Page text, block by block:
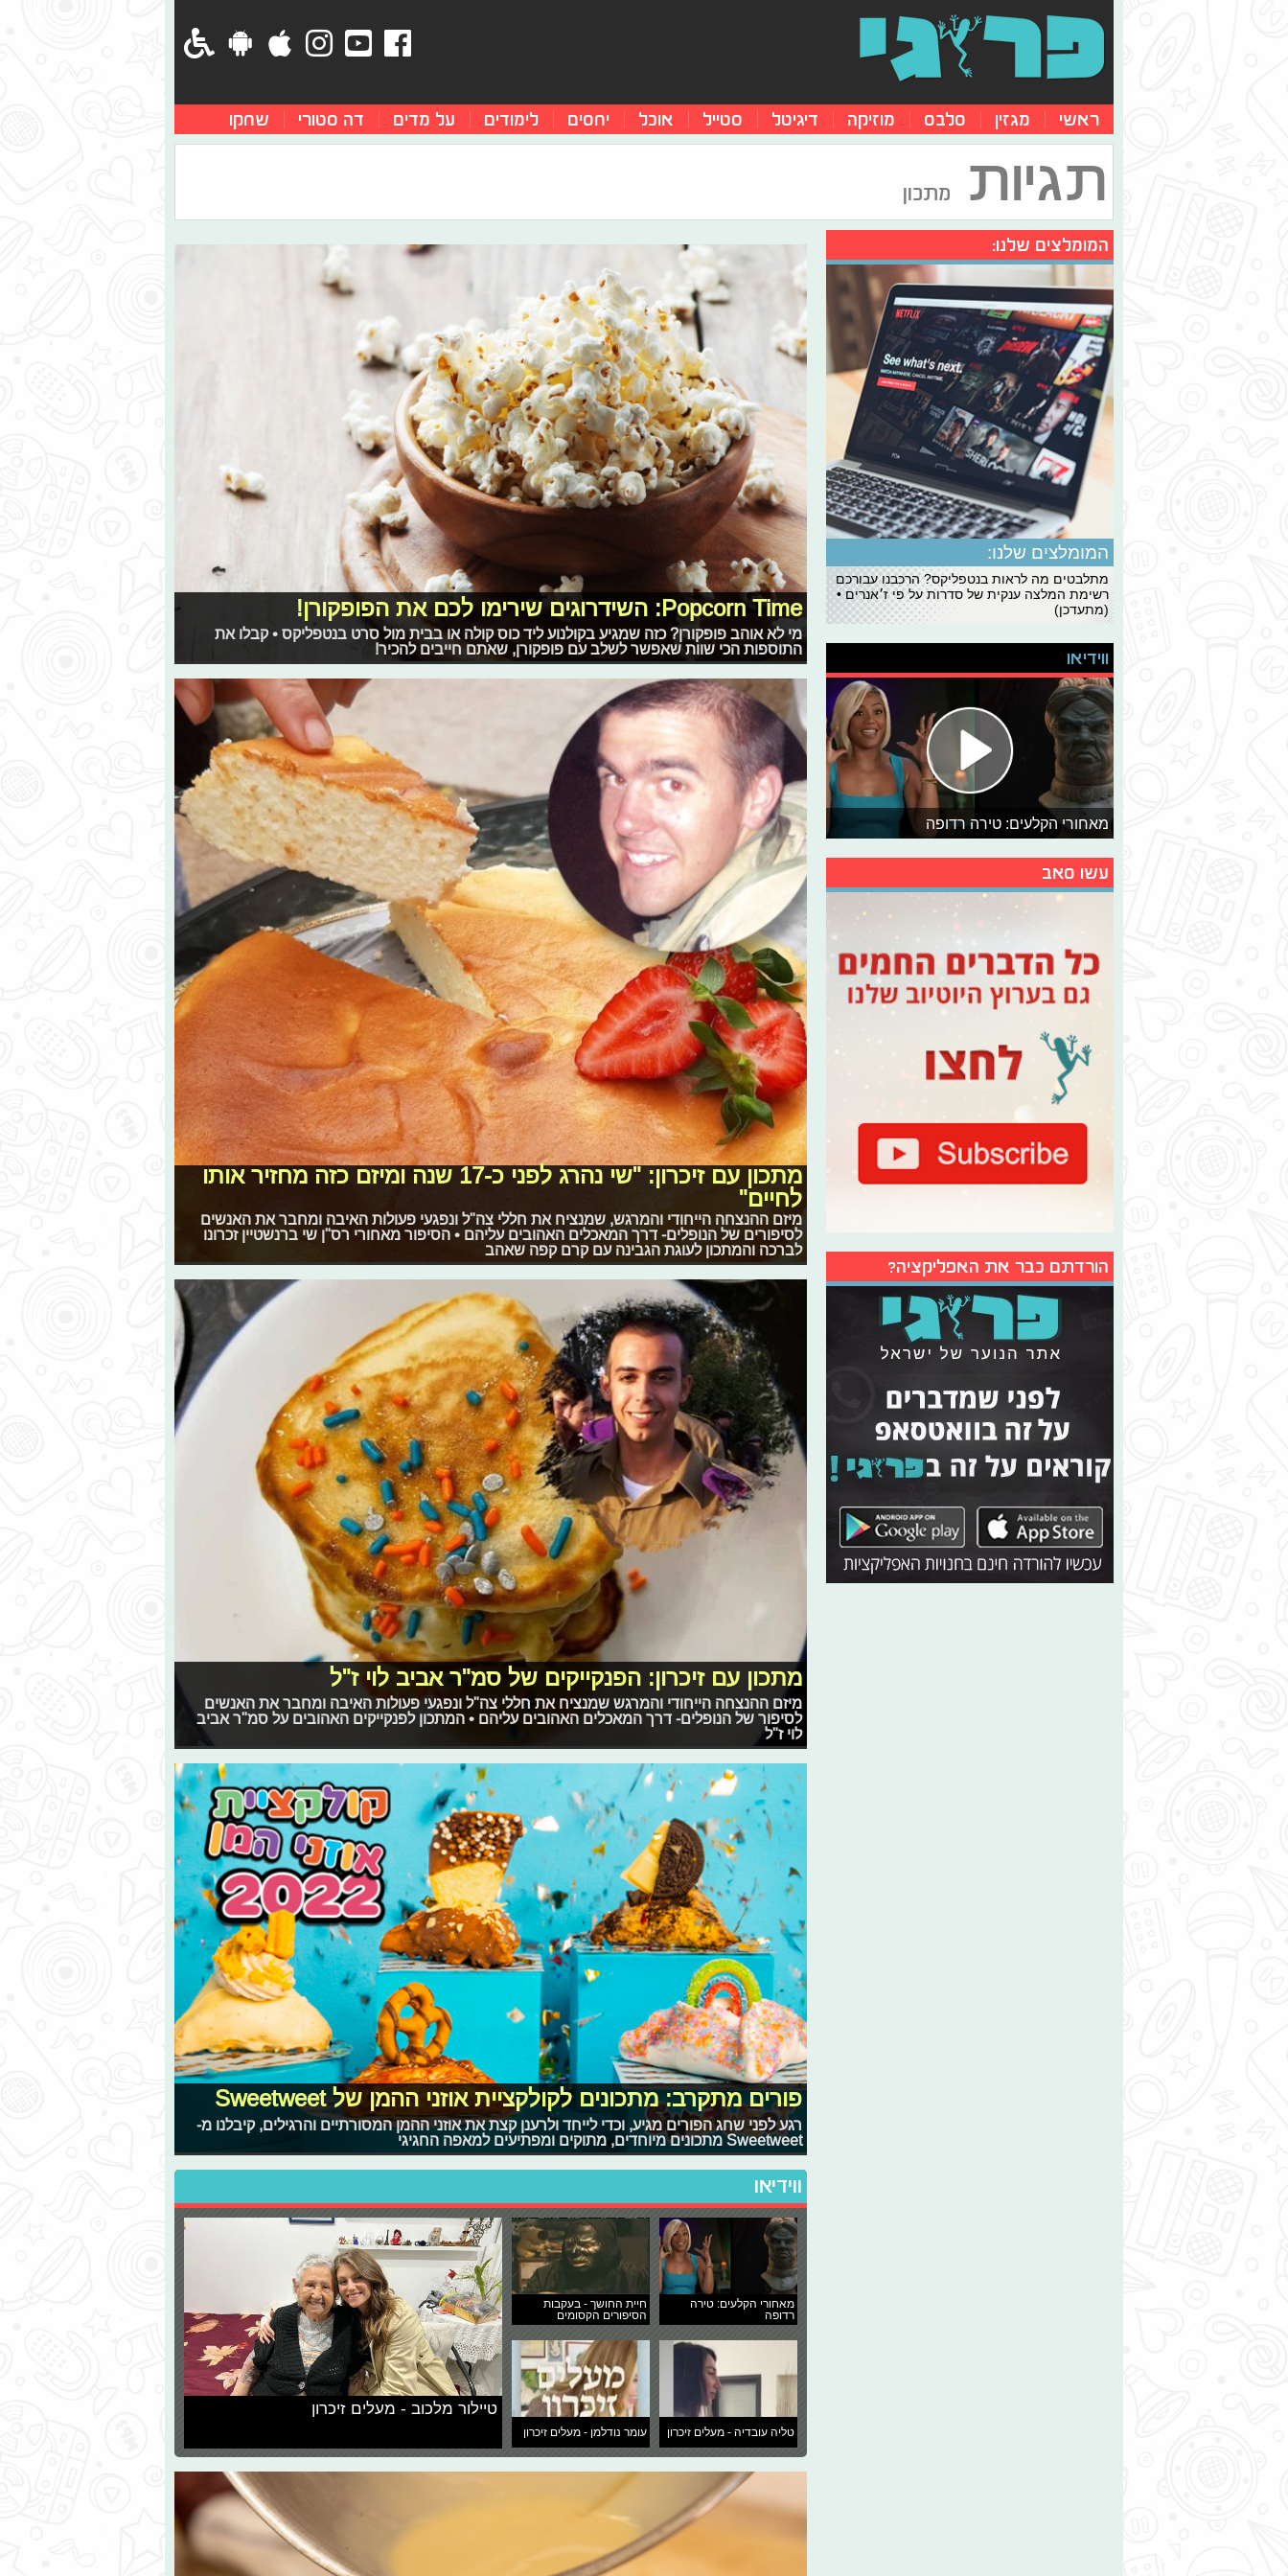
ראשי מגזין סלבס מוזיקה דיגיטל סטייל אוכל יחסים לימודים על מדים דה סטורי שחקו
תגיות מתכון
Popcorn Time: השידרוגים שירימו לכם את הפופקורן!
מי לא אוהב פופקורן? כזה שמגיע בקולנוע ליד כוס קולה או בבית מול סרט בנטפליקס • קבלו את
התוספות הכי שוות שאפשר לשלב עם פופקורן, שאתם חייבים להכיר!
מתכון עם זיכרון: "שי נהרג לפני כ-17 שנה ומיזם כזה מחזיר אותו
לחיים"
מיזם ההנצחה הייחודי והמרגש, שמנציח את חללי צה"ל ונפגעי פעולות האיבה ומחבר את האנשים
לסיפורים של הנופלים- דרך המאכלים האהובים עליהם • הסיפור מאחורי רס"ן שי ברנשטיין זכרונו
לברכה והמתכון לעוגת הגבינה עם קרם קפה שאהב
מתכון עם זיכרון: הפנקייקים של סמ"ר אביב לוי ז"ל
מיזם ההנצחה הייחודי והמרגש שמנציח את חללי צה"ל ונפגעי פעולות האיבה ומחבר את האנשים
לסיפור של הנופלים- דרך המאכלים האהובים עליהם • המתכון לפנקייקים האהובים על סמ"ר אביב
לוי ז"ל
פורים מתקרב: מתכונים לקולקציית אוזני ההמן של Sweetweet‏
רגע לפני שחג הפורים מגיע, וכדי לייחד ולרענן קצת את אוזני ההמן המסורתיים והרגילים, קיבלנו מ-
Sweetweet‏ מתכונים מיוחדים, מתוקים ומפתיעים למאפה החגיגי
ווידיאו
מאחורי הקלעים: טירה
רדופה
חיית החושך - בעקבות
הסיפורים הקסומים
טליה עובדיה - מעלים זיכרון עומר נודלמן - מעלים זיכרון
טיילור מלכוב - מעלים זיכרון
המומלצים שלנו:
המומלצים שלנו:
מתלבטים מה לראות בנטפליקס? הרכבנו עבורכם
רשימת המלצה ענקית של סדרות על פי ז׳אנרים •
(מתעדכן)
ווידיאו
מאחורי הקלעים: טירה רדופה
עשו סאב
הורדתם כבר את האפליקציה?